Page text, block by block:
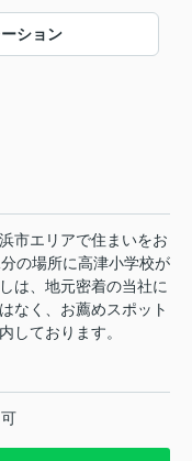
ション
市エリアで住まいをお
の場所に高津小学校が
は、地元密着の当社に
なく、お薦めスポット
しております。